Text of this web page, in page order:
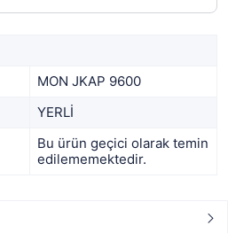
MON JKAP 9600
YERLİ
Bu ürün geçici olarak temin
edilememektedir.